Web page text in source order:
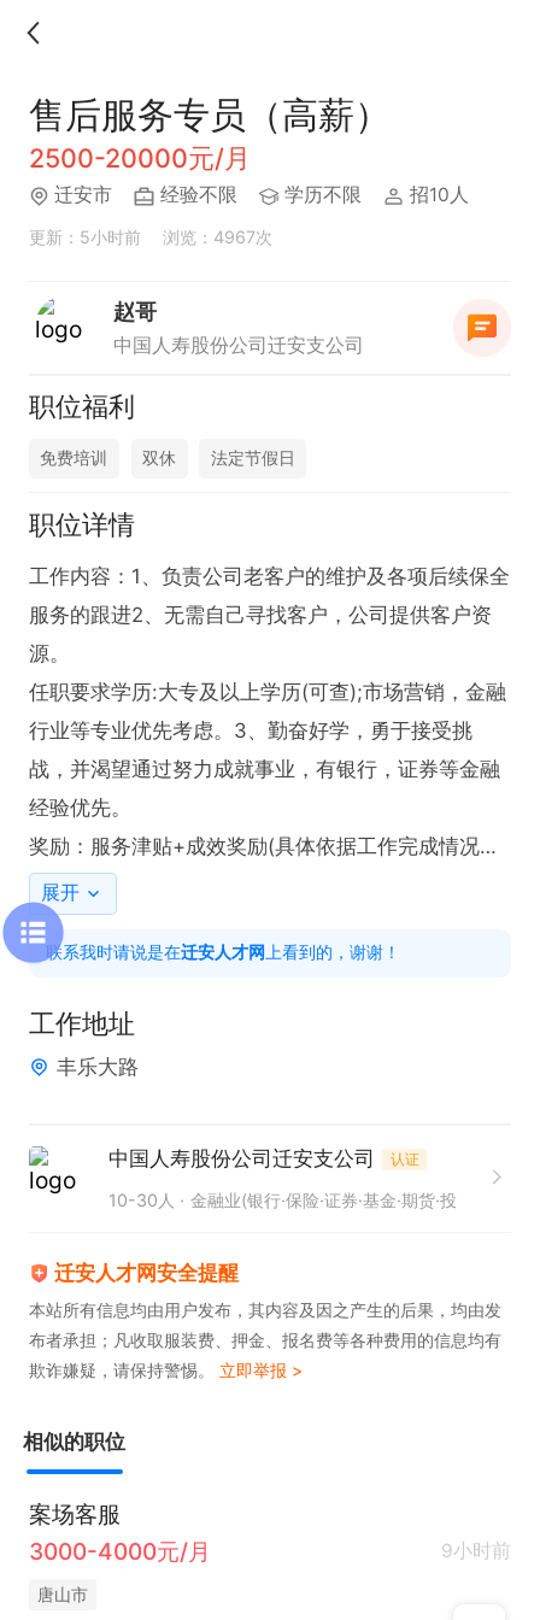
售后服务专员（高薪）
2500-20000元/月
迁安市 经验不限 学历不限 招10人
更新：5小时前 浏览：4967次
赵哥
中国人寿股份公司迁安支公司
职位福利
免费培训 双休 法定节假日
职位详情
工作内容：1、负责公司老客户的维护及各项后续保全
服务的跟进2、无需自己寻找客户，公司提供客户资
源。
任职要求学历:大专及以上学历(可查);市场营销，金融
行业等专业优先考虑。3、勤奋好学，勇于接受挑
战，并渴望通过努力成就事业，有银行，证券等金融
经验优先。
奖励：服务津贴+成效奖励(具体依据工作完成情况而
定)
上班时间:早上8:30-11:30，下午2:30-17:00，午休3
小时
展开
联系我时请说是在迁安人才网上看到的，谢谢！
工作地址
丰乐大路
中国人寿股份公司迁安支公司 认证
10-30人 金融业(银行·保险·证券·基金·期货·投
迁安人才网安全提醒
本站所有信息均由用户发布，其内容及因之产生的后果，均由发
布者承担；凡收取服装费、押金、报名费等各种费用的信息均有
欺诈嫌疑，请保持警惕。 立即举报 >
相似的职位
案场客服
3000-4000元/月
9小时前
唐山市